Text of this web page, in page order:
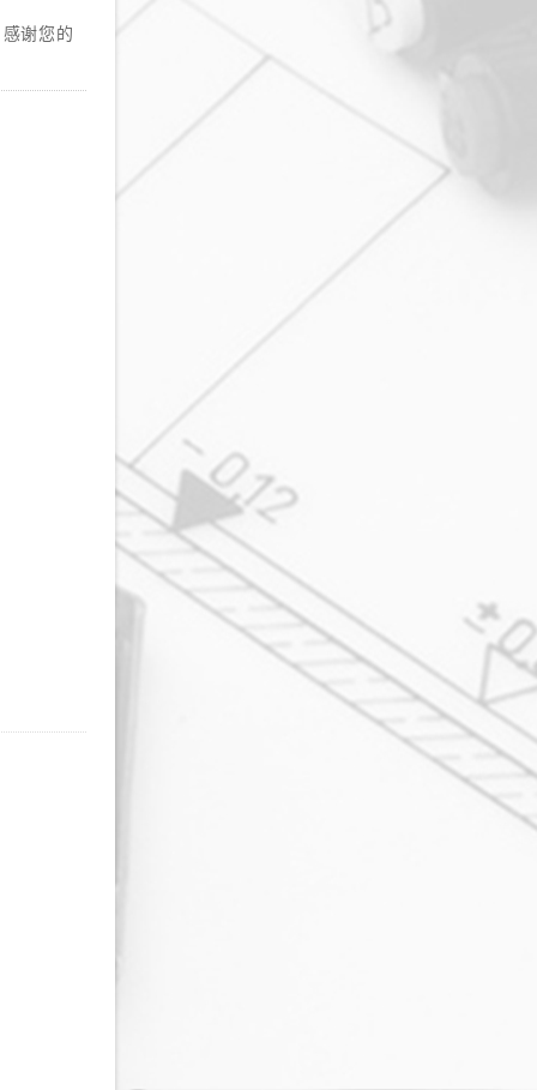
谢您的